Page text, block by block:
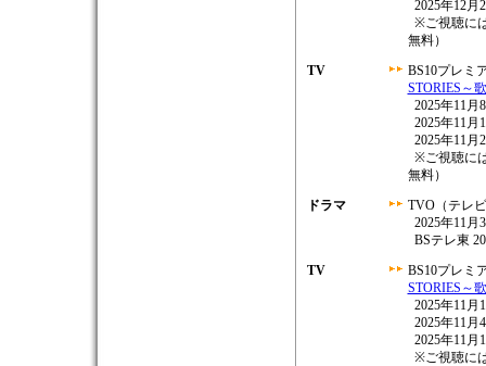
2025年12月
※ご視聴に
無料）
TV
BS10プレミ
STORIES～
2025年11月
2025年11月
2025年11月
※ご視聴に
無料）
ドラマ
TVO（テレ
2025年11月
BSテレ東
TV
BS10プレミ
STORIES～
2025年11月
2025年11月
2025年11月
※ご視聴に